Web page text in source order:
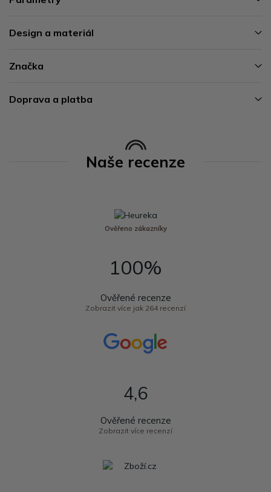
Design a materiál
Značka
Doprava a platba
Naše recenze
Ověřeno zákazníky
100%
Ověřené recenze
Zobrazit více jak 264 recenzí
4,6
Ověřené recenze
Zobrazit více recenzí